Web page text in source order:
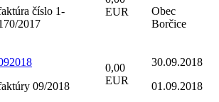
číslo 1-
2017
EUR
Obec
Borčice
09/2018
0,00
EUR
30.09.2018
01.09.2018